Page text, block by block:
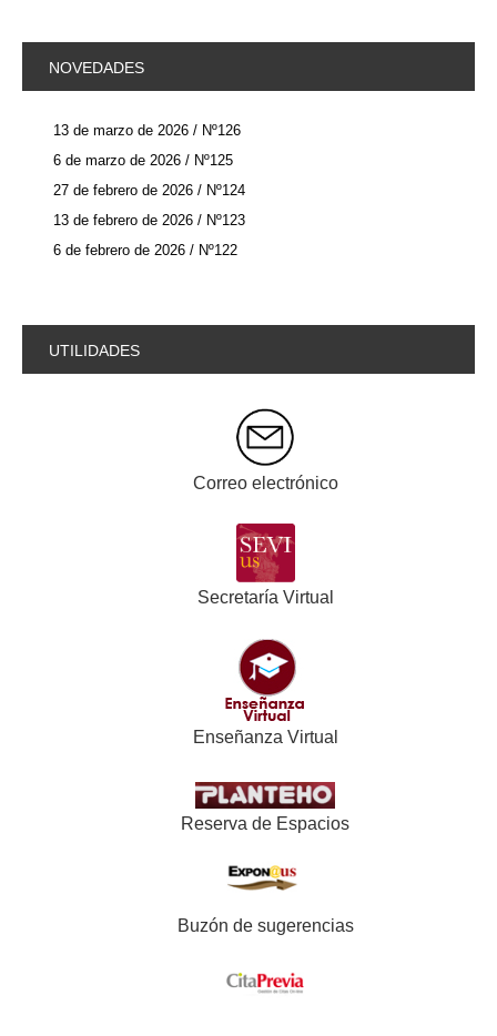
NOVEDADES
13 de marzo de 2026 / Nº126
6 de marzo de 2026 / Nº125
27 de febrero de 2026 / Nº124
13 de febrero de 2026 / Nº123
6 de febrero de 2026 / Nº122
UTILIDADES
Correo electrónico
Secretaría Virtual
Enseñanza Virtual
Reserva de Espacios
Buzón de sugerencias